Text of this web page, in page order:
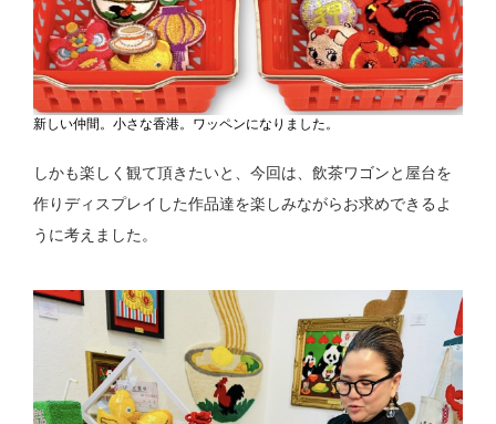
新しい仲間。小さな香港。ワッペンになりました。
しかも楽しく観て頂きたいと、今回は、飲茶ワゴンと屋台を
作りディスプレイした作品達を楽しみながらお求めできるよ
うに考えました。